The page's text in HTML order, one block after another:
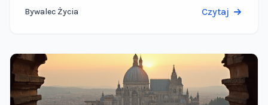
brutalną polityką, a walka ze złem wymaga
Bywalec Życia Czytaj